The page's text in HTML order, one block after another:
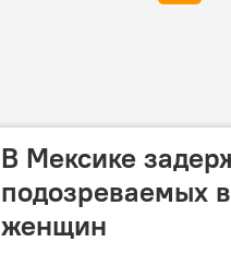
В Мексике
подозреваемых
женщин